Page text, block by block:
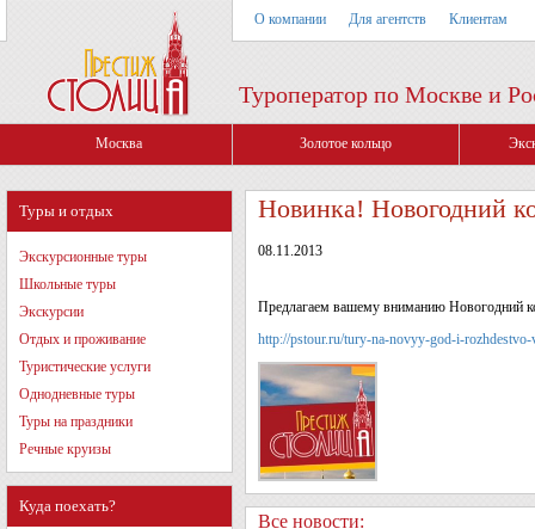
О компании Для агентств Клиентам
Туроператор по Москве и
Москва Золотое кольцо
Туры и отдых
Экскурсионные туры
Школьные туры
Экскурсии
Отдых и проживание
Туристические услуги
Однодневные туры
Туры на праздники
Речные круизы
Куда поехать?
Новинка! Новогодний
08.11.2013
Предлагаем вашему вниманию Новогодний
http://pstour.ru/tury-na-novyy-god-i-
Все новости: